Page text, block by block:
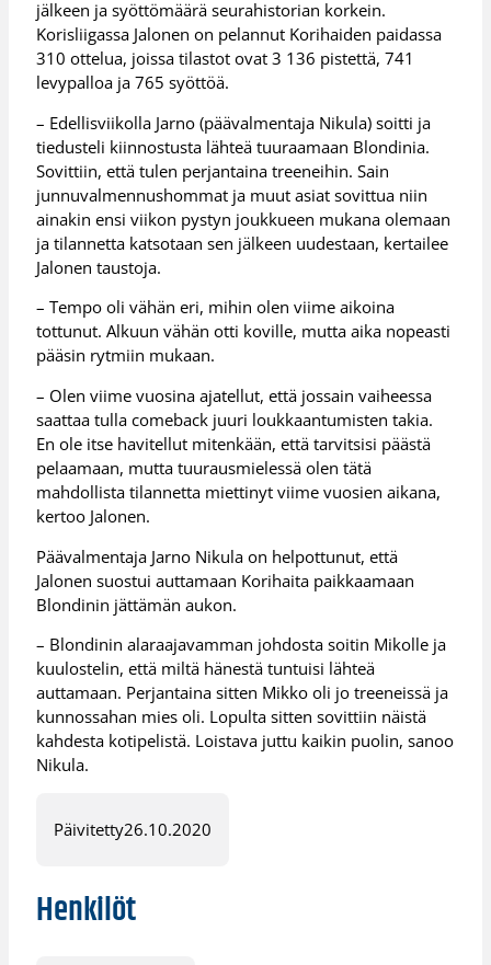
jälkeen ja syöttömäärä seurahistorian korkein.
Korisliigassa Jalonen on pelannut Korihaiden paidassa
310 ottelua, joissa tilastot ovat 3 136 pistettä, 741
levypalloa ja 765 syöttöä.
– Edellisviikolla Jarno (päävalmentaja Nikula) soitti ja
tiedusteli kiinnostusta lähteä tuuraamaan Blondinia.
Sovittiin, että tulen perjantaina treeneihin. Sain
junnuvalmennushommat ja muut asiat sovittua niin
ainakin ensi viikon pystyn joukkueen mukana olemaan
ja tilannetta katsotaan sen jälkeen uudestaan, kertailee
Jalonen taustoja.
– Tempo oli vähän eri, mihin olen viime aikoina
tottunut. Alkuun vähän otti koville, mutta aika nopeasti
pääsin rytmiin mukaan.
– Olen viime vuosina ajatellut, että jossain vaiheessa
saattaa tulla comeback juuri loukkaantumisten takia.
En ole itse havitellut mitenkään, että tarvitsisi päästä
pelaamaan, mutta tuurausmielessä olen tätä
mahdollista tilannetta miettinyt viime vuosien aikana,
kertoo Jalonen.
Päävalmentaja Jarno Nikula on helpottunut, että
Jalonen suostui auttamaan Korihaita paikkaamaan
Blondinin jättämän aukon.
– Blondinin alaraajavamman johdosta soitin Mikolle ja
kuulostelin, että miltä hänestä tuntuisi lähteä
auttamaan. Perjantaina sitten Mikko oli jo treeneissä ja
kunnossahan mies oli. Lopulta sitten sovittiin näistä
kahdesta kotipelistä. Loistava juttu kaikin puolin, sanoo
Nikula.
Päivitetty26.10.2020
Henkilöt